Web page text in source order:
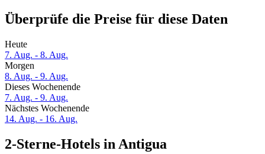
Überprüfe die Preise für diese Daten
Heute
7. Aug. - 8. Aug.
Morgen
8. Aug. - 9. Aug.
Dieses Wochenende
7. Aug. - 9. Aug.
Nächstes Wochenende
14. Aug. - 16. Aug.
2-Sterne-Hotels in Antigua